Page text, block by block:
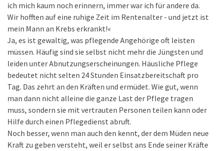
ich mich kaum noch erinnern, immer war ich für andere da.
Wir hofften auf eine ruhige Zeit im Rentenalter - und jetzt ist
mein Mann an Krebs erkrankt!«
Ja, es ist gewaltig, was pflegende Angehörige oft leisten
müssen. Häufig sind sie selbst nicht mehr die Jüngsten und
leiden unter Abnutzungserscheinungen. Häusliche Pflege
bedeutet nicht selten 24 Stunden Einsatzbereitschaft pro
Tag. Das zehrt an den Kräften und ermüdet. Wie gut, wenn
man dann nicht alleine die ganze Last der Pflege tragen
muss, sondern sie mit vertrauten Personen teilen kann oder
Hilfe durch einen Pflegedienst abruft.
Noch besser, wenn man auch den kennt, der dem Müden neue
Kraft zu geben versteht, weil er selbst ans Ende seiner Kräfte